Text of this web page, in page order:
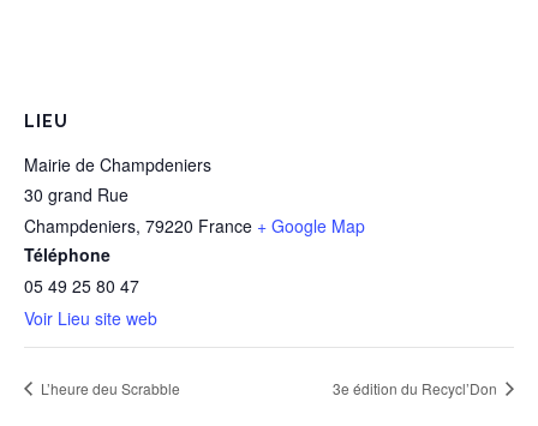
LIEU
Mairie de Champdeniers
30 grand Rue
Champdeniers, 79220 France + Google Map
Téléphone
05 49 25 80 47
Voir Lieu site web
L’heure deu Scrabble 3e édition du Recycl’Don